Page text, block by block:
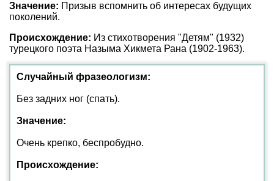
Значение: Призыв вспомнить об интересах будущих
поколений.
Происхождение: Из стихотворения "Детям" (1932)
турецкого поэта Назыма Хикмета Рана (1902-1963).
Случайный фразеологизм:
Без задних ног (спать).
Значение:
Очень крепко, беспробудно.
Происхождение: